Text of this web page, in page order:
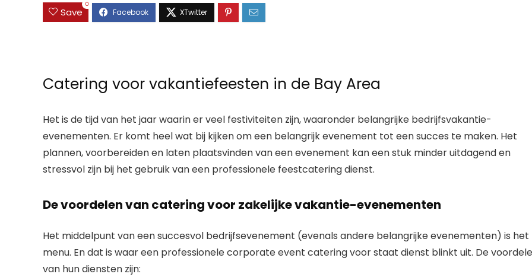
Save
0
Catering voor vakantiefeesten in de Bay Area
Het is de tijd van het jaar waarin er veel festiviteiten zijn, waaronder belangrijke bedrijfsvakantie-
evenementen. Er komt heel wat bij kijken om een ​​belangrijk evenement tot een succes te maken. Het
plannen, voorbereiden en laten plaatsvinden van een evenement kan een stuk minder uitdagend en
stressvol zijn bij het gebruik van een professionele feestcateringdienst.
De voordelen van catering voor zakelijke vakantie-evenementen
Het middelpunt van een succesvol bedrijfsevenement (evenals andere belangrijke evenementen) is het
menu. En dat is waar een professionele corporate event catering voor staat dienst blinkt uit. De
van hun diensten zijn: